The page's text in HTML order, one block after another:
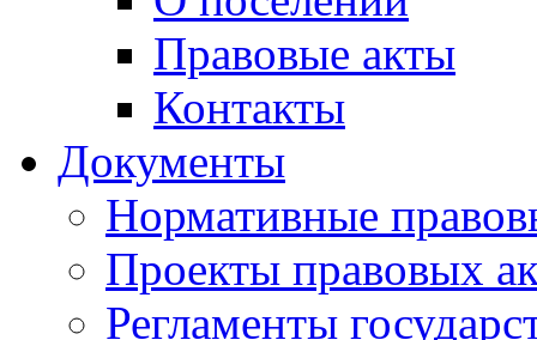
Правовые акты
Контакты
Документы
Нормативные
Проекты правовых
Регламенты